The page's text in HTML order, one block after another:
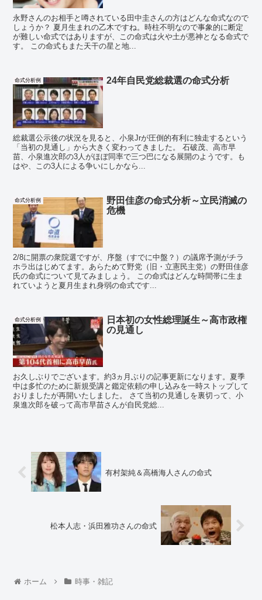
永野さんのお相手と噂されている田中圭さんの方はどんな命式なので
しょうか？ 夏月生まれの乙木ですね。時柱不明なので事象的に断定
が難しい命式ではありますが、この命式は火や土が悪神となる命式で
す。 この命式もまた天干の星と地...
命式分析例 24年自民党総裁選の命式分析
総裁選公示後の状況を見ると、小泉Jrが圧倒的有利に独走するという
「当初の見通し」から大きく変わってきました。 石破茂、高市早
苗、小泉進次郎の3人がほぼ同率で三つ巴になる展開のようです。も
はや、この3人による争いにしかなら...
命式分析例
野田佳彦の命式分析～立民消滅の
危機
2/8に開票の衆院選ですが、序盤（すでに中盤？）の議席予測がチラ
ホラ出はじめてます。あらためて野党（旧・立憲民主党）の野田佳彦
氏の命式について見てみましょう。 この命式はどんな時間帯に生ま
れていようと夏月生まれ身弱の命式です...
命式分析例
日本初の女性総理誕生～高市政権
の見通し
お久しぶりでございます。約3ヵ月ぶりの記事更新になります。夏季
中は多忙のために新規受講と鑑定依頼の申し込みを一時ストップして
おりましたが再開いたしました。 さて当初の見通しを裏切って、小
泉進次郎を破って高市早苗さんが自民党総...
有村架純＆高橋海人さんの命式
松本人志・浜田雅功さんの命式
ホーム 時事・雑記